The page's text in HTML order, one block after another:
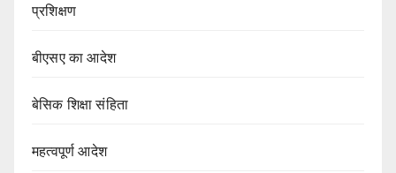
प्रशिक्षण
बीएसए का आदेश
बेसिक शिक्षा संहिता
महत्वपूर्ण आदेश